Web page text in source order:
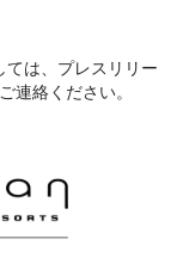
は、プレスリリー
連絡ください。